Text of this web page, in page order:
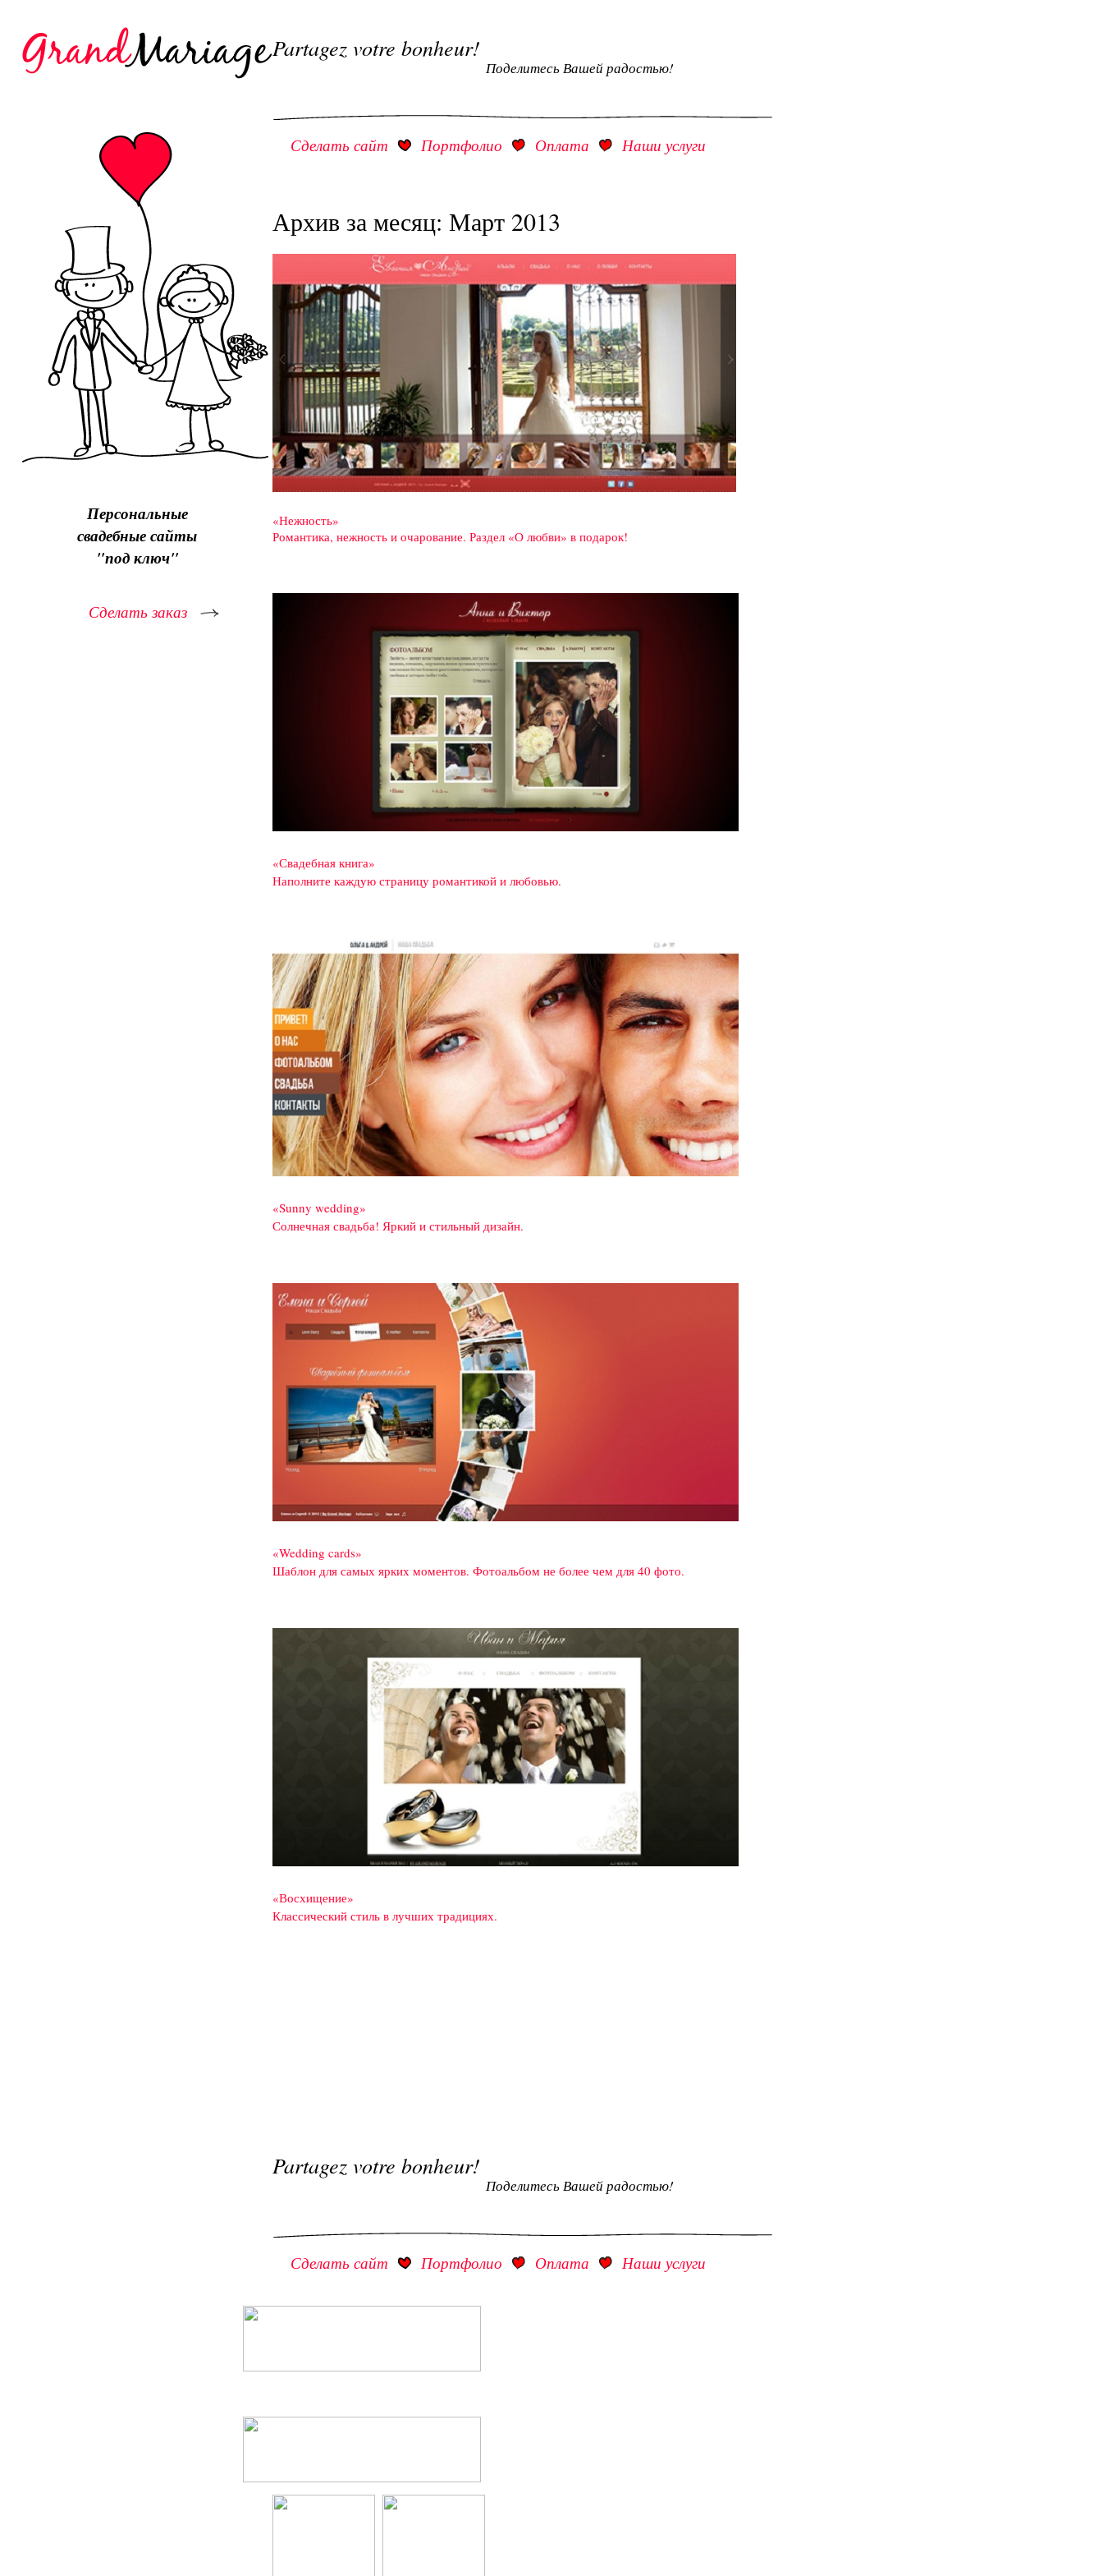
Персональные
свадебные сайты
"под ключ"
Сделать заказ
Partagez votre bonheur!
Поделитесь Вашей радостью!
Сделать сайт Портфолио Оплата Наши услуги
Архив за месяц: Март 2013
«Нежность»
Романтика, нежность и очарование. Раздел «О любви» в подарок!
«Свадебная книга»
Наполните каждую страницу романтикой и любовью.
«Sunny wedding»
Солнечная свадьба! Яркий и стильный дизайн.
«Wedding cards»
Шаблон для самых ярких моментов. Фотоальбом не более чем для 40 фото.
«Восхищение»
Классический стиль в лучших традициях.
Partagez votre bonheur!
Поделитесь Вашей радостью!
Сделать сайт Портфолио Оплата Наши услуги